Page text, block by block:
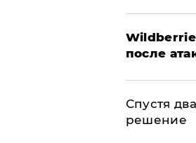
после
Спустя
решение